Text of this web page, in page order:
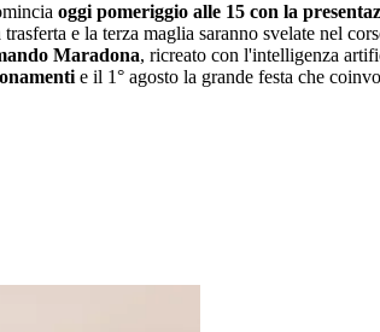
oggi pomeriggio alle 15 con la
e la terza maglia saranno svelate nel
Maradona, ricreato con l'intelligenza
e il 1° agosto la grande festa che